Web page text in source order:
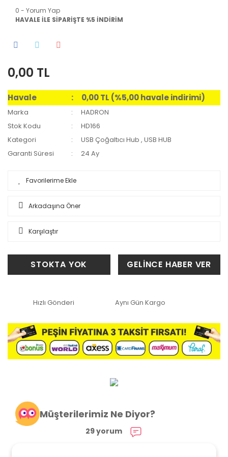
0 - Yorum Yap
HAVALE İLE SİPARİŞTE %5 İNDİRİM
0,00 TL
Havale 0,00 TL (%5,00 havale indirimi)
Marka
HADRON
Stok Kodu
HD166
Kategori
USB Çoğaltıcı Hub,USB HUB
Garanti Süresi
24 Ay
Arkadaşına Öner
Karşılaştır
STOKTA YOK GELİNCE HABER VER
Hızlı Gönderi Aynı Gün Kargo
Müşterilerimiz Ne Diyor?
29 yorum